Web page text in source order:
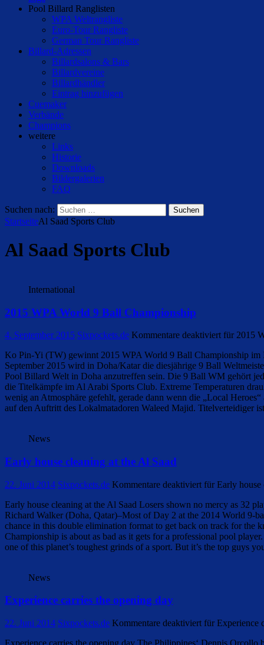
Pool Billard Ranglisten
WPA Weltrangliste
Euro-Tour Rangliste
German Tour Rangliste
Billard-Adressen
Billardsalons & Bars
Billardvereine
Billardhändler
Eintrag hinzufügen
Cuemaker
Verbände
Champions
weitere
Links
Historie
Downloads
Bildergalerien
FAQ
Suchen nach:
StartseiteAl Saad Sports Club
Al Saad Sports Club
International
2015 WPA World 9 Ball Championship
4. September 2015 Sixpockets.de Kommentare deaktiviert für 2015
Ko Pin-Yi (TW) gewinnt 2015 WPA World 9 Ball Championship im
September 2015 wird in Doha/Katar die diesjährige 9 Ball
Pool Billard Welt in Doha anzutreffen sein. Die 9 Ball WM gehört
die Titelkämpfe im Al Arabi Sports Club. Extreme Temperaturen
wenig an Atmosphäre gefehlt, gerade dann wenn die „Local
auf den Auftritt des Lokalmatadoren Waleed Majid. Titelverteidiger
News
Early house cleaning at the Al Saad
22. Juni 2014 Sixpockets.de Kommentare deaktiviert für Early house
Early house cleaning at the Al Saad Losers shown no mercy as 32
Richard Walker (Doha, Qatar)–Most of Day 2 at the 2014 World 9-
chance in this double elimination format to get back on track for the
Championship is about as bad as it gets for a professional pool
one of this planet’s toughest grinds of a sport. But it’s the top guys
News
Experience carries the opening day
22. Juni 2014 Sixpockets.de Kommentare deaktiviert für Experience